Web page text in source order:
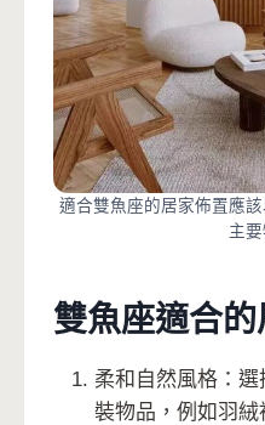
適合雙魚座的居家佈置應
主要
雙魚座適合
柔和自然風格：
裝物品，例如羽